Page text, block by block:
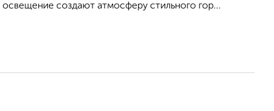
создают атмосферу стильного гор...